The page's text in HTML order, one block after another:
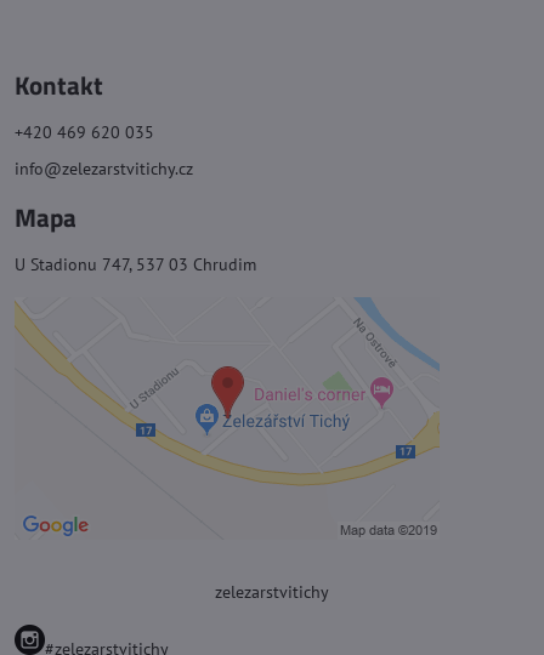
Kontakt
+420 469 620 035
info@zelezarstvitichy.cz
Mapa
U Stadionu 747, 537 03 Chrudim
zelezarstvitichy
#zelezarstvitichy